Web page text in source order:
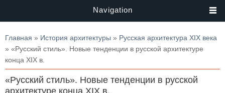
Navigation
Вы здесь
Главная » История архитектуры » Русская архитектура XIX века
» «Русский стиль». Новые тенденции в русской архитектуре
конца XIX в.
«Русский стиль». Новые тенденции в русской
архитектуре конца XIX в.